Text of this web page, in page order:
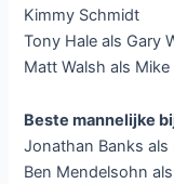
Kimmy Schmidt
Tony Hale als Gary
Matt Walsh als
Beste mannelijke
Jonathan Banks als
Ben Mendelsohn